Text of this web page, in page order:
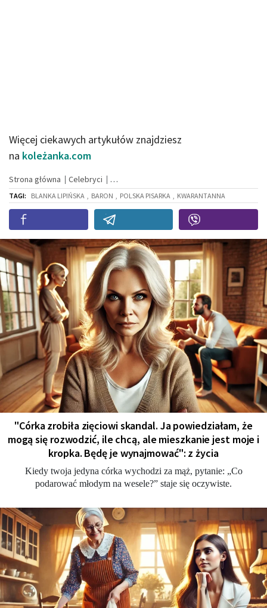
Więcej ciekawych artykułów znajdziesz
na koleżanka.com
Strona główna Celebryci
TAGI: BLANKA LIPIŃSKA BARON POLSKA PISARKA KWARANTANNA
"Córka zrobiła zięciowi skandal. Ja powiedziałam, że
mogą się rozwodzić, ile chcą, ale mieszkanie jest moje i
kropka. Będę je wynajmować": z życia
Kiedy twoja jedyna córka wychodzi za mąż, pytanie: „Co
podarować młodym na wesele?” staje się oczywiste.